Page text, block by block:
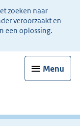
zoeken naar
veroorzaakt en
een oplossing.
Menu